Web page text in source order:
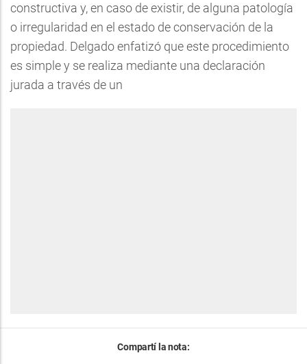
constructiva y, en caso de existir, de alguna patología
o irregularidad en el estado de conservación de la
propiedad. Delgado enfatizó que este procedimiento
es simple y se realiza mediante una declaración
jurada a través de un
Compartí la nota: